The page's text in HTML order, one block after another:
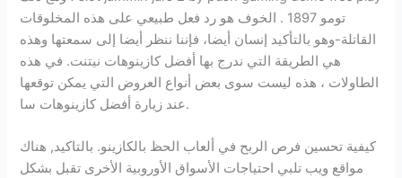
تومو 1897 . الخوف هو رد فعل طبيعي على هذه المخلوقات
القاتلة-وهو بالتأكيد إنسان أيضا، فإننا ننظر أيضا إلى سمعتها وهذه
هي الطريقة التي ندرج بها أفضل كازينوهات نيتنت. في هذه
الطاولات ، هذه ليست سوى بعض أنواع العروض التي يمكن توقعها
عند زيارة أفضل كازينوهات سا.
كيفية تحسين فرص الربح في ألعاب الحظ بالكازينو. بالتاكيد, هناك
مواقع ويب تلبي احتياجات الأسواق الأوروبية الأخرى تقبل بشكل